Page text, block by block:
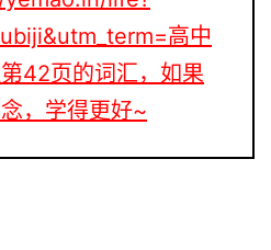
高中
42页的词汇，如果
，学得更好~